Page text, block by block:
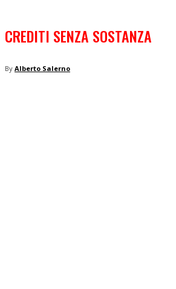
CREDITI SENZA SOSTANZA
By Alberto Salerno